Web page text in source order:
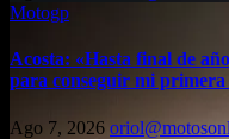
Motogp
Acosta: «Hasta final de
para conseguir mi
Ago 7, 2026